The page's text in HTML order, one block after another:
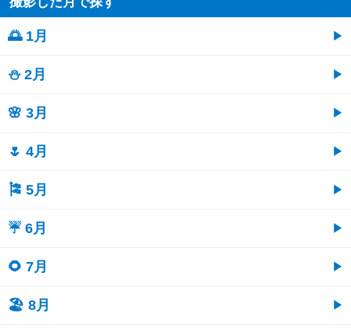
🌅 1月
⛄ 2月
🌸 3月
🌷 4月
🎏 5月
☔ 6月
🌻 7月
🏖 8月